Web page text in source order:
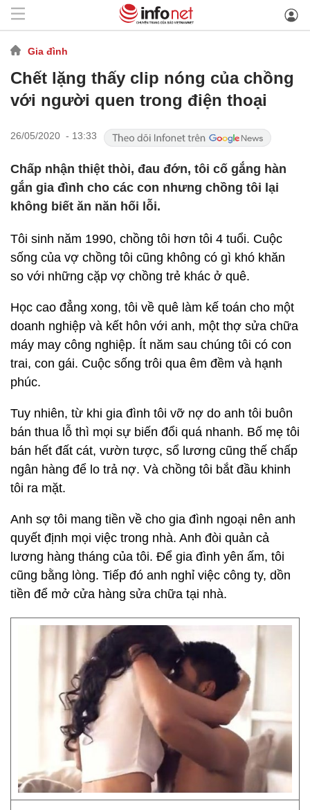
Gia đình
Chết lặng thấy clip nóng của chồng
với người quen trong điện thoại
26/05/2020 - 13:33
Chấp nhận thiệt thòi, đau đớn, tôi cố gắng hàn
gắn gia đình cho các con nhưng chồng tôi lại
không biết ăn năn hối lỗi.
Tôi sinh năm 1990, chồng tôi hơn tôi 4 tuổi. Cuộc
sống của vợ chồng tôi cũng không có gì khó khăn
so với những cặp vợ chồng trẻ khác ở quê.
Học cao đẳng xong, tôi về quê làm kế toán cho một
doanh nghiệp và kết hôn với anh, một thợ sửa chữa
máy may công nghiệp. Ít năm sau chúng tôi có con
trai, con gái. Cuộc sống trôi qua êm đềm và hạnh
phúc.
Tuy nhiên, từ khi gia đình tôi vỡ nợ do anh tôi buôn
bán thua lỗ thì mọi sự biến đổi quá nhanh. Bố mẹ tôi
bán hết đất cát, vườn tược, sổ lương cũng thế chấp
ngân hàng để lo trả nợ. Và chồng tôi bắt đầu khinh
tôi ra mặt.
Anh sợ tôi mang tiền về cho gia đình ngoại nên anh
quyết định mọi việc trong nhà. Anh đòi quản cả
lương hàng tháng của tôi. Để gia đình yên ấm, tôi
cũng bằng lòng. Tiếp đó anh nghỉ việc công ty, dồn
tiền để mở cửa hàng sửa chữa tại nhà.